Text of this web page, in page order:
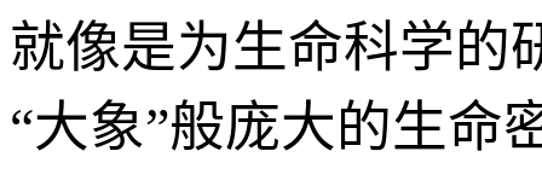
就像是为生命科学的
“大象”般庞大的生命